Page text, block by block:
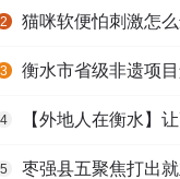
2 猫咪软便怕刺激怎么选？
3 衡水市省级非遗项目景县疯
4 【外地人在衡水】让更多女性
5 枣强县五聚焦打出就